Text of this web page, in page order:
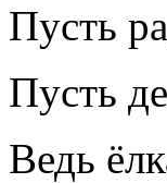
Пусть
Пусть
Ведь